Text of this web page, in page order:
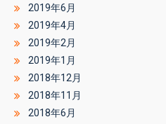
2019年6月
2019年4月
2019年2月
2019年1月
2018年12月
2018年11月
2018年6月